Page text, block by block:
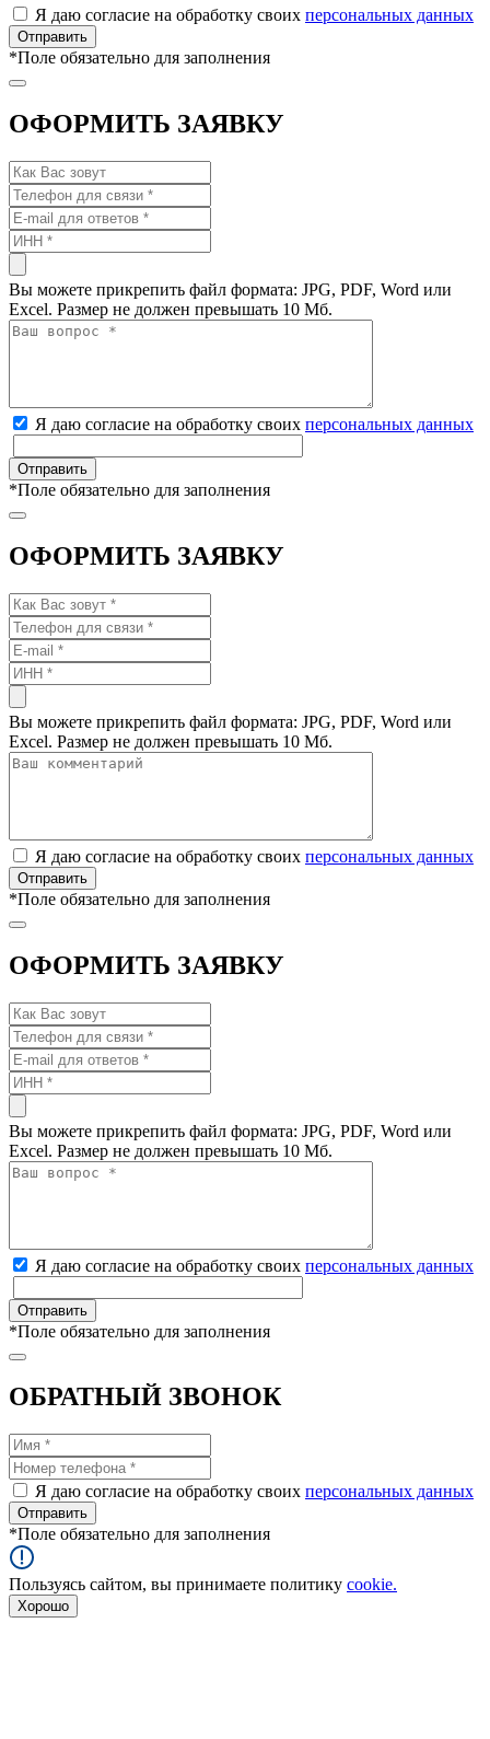
Я даю согласие на обработку своих персональных данных
*Поле обязательно для заполнения
ОФОРМИТЬ ЗАЯВКУ
Вы можете прикрепить файл формата: JPG, PDF, Word или
Excel. Размер не должен превышать 10 Мб.
Я даю согласие на обработку своих персональных данных
*Поле обязательно для заполнения
ОФОРМИТЬ ЗАЯВКУ
Вы можете прикрепить файл формата: JPG, PDF, Word или
Excel. Размер не должен превышать 10 Мб.
Я даю согласие на обработку своих персональных данных
*Поле обязательно для заполнения
ОФОРМИТЬ ЗАЯВКУ
Вы можете прикрепить файл формата: JPG, PDF, Word или
Excel. Размер не должен превышать 10 Мб.
Я даю согласие на обработку своих персональных данных
*Поле обязательно для заполнения
ОБРАТНЫЙ ЗВОНОК
Я даю согласие на обработку своих персональных данных
*Поле обязательно для заполнения
Пользуясь сайтом, вы принимаете политику cookie.
Хорошо